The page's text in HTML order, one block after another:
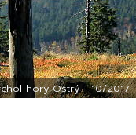
hory Ostrý - 10/2017